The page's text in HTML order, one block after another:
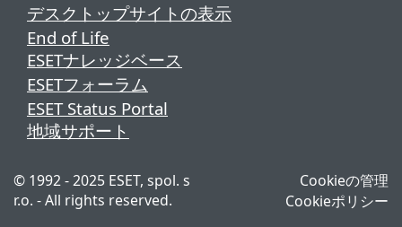
デスクトップサイトの表示
End of Life
ESETナレッジベース
ESETフォーラム
ESET Status Portal
地域サポート
© 1992 - 2025 ESET, spol. s
r.o. - All rights reserved.
Cookieの管理
Cookieポリシー